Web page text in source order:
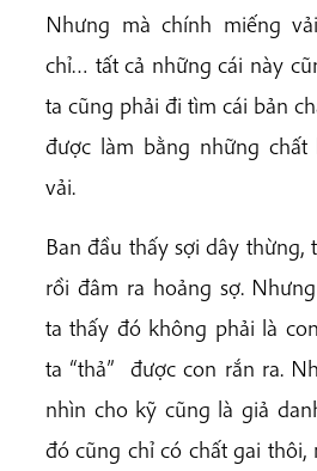
Nhưng mà chính miếng
chỉ… tất cả những cái này
ta cũng phải đi tìm cái bản
được làm bằng những
vải.
Ban đầu thấy sợi dây thừng,
rồi đâm ra hoảng sợ.
ta thấy đó không phải là
ta “thả” được con rắn ra.
nhìn cho kỹ cũng là giả
đó cũng chỉ có chất gai thôi,